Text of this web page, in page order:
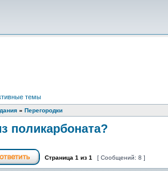
темы
» Перегородки
поликарбоната?
Страница 1 из 1 [ Сообщений: 8 ]